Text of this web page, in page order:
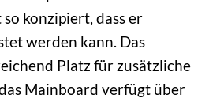
konzipiert, dass er
werden kann. Das
Platz für zusätzliche
Mainboard verfügt über